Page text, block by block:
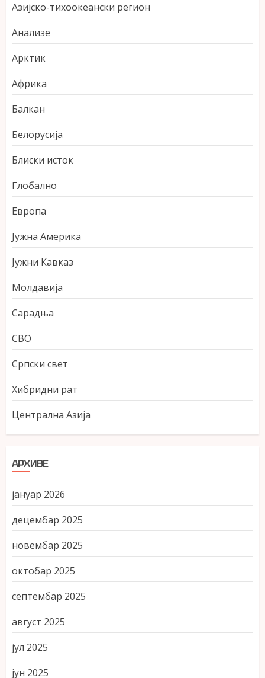
Азијско-тихоокеански регион
Анализе
Арктик
Африка
Балкан
Белорусија
Блиски исток
Глобално
Европа
Јужна Америка
Јужни Кавказ
Молдавија
Сарадња
СВО
Српски свет
Хибридни рат
Централна Азија
АРХИВЕ
јануар 2026
децембар 2025
новембар 2025
октобар 2025
септембар 2025
август 2025
јул 2025
јун 2025